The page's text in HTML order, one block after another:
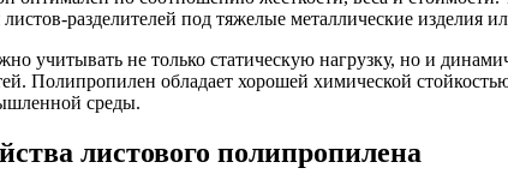
разделителей под тяжелые металлические изделия
учитывать не только статическую нагрузку, но и
Полипропилен обладает хорошей химической
среды.
листового полипропилена